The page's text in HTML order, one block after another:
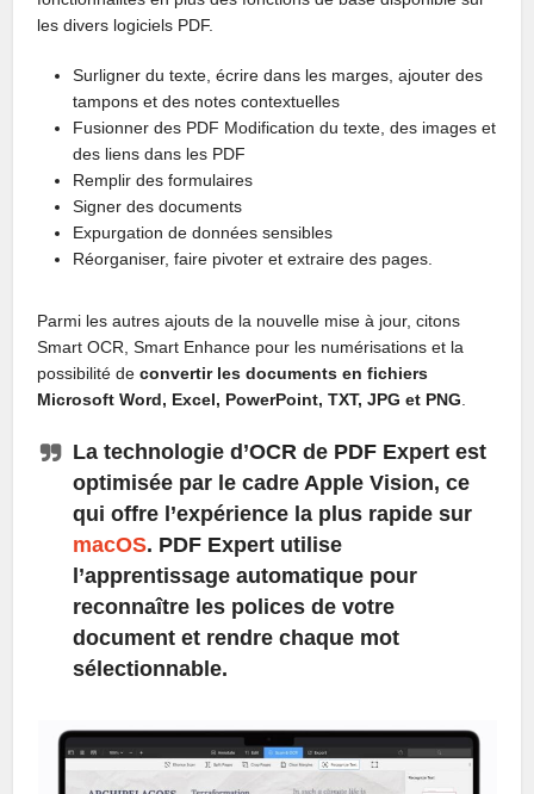
les divers logiciels PDF.
Surligner du texte, écrire dans les marges, ajouter des
tampons et des notes contextuelles
Fusionner des PDF Modification du texte, des images et
des liens dans les PDF
Remplir des formulaires
Signer des documents
Expurgation de données sensibles
Réorganiser, faire pivoter et extraire des pages.
Parmi les autres ajouts de la nouvelle mise à jour, citons
Smart OCR, Smart Enhance pour les numérisations et la
possibilité deconvertir les documents en fichiers
Microsoft Word, Excel, PowerPoint, TXT, JPG et PNG
La technologie d’OCR de PDF Expert est
optimisée par le cadre Apple Vision, ce
qui offre l’expérience la plus rapide sur
macOS. PDF Expert utilise
l’apprentissage automatique pour
reconnaître les polices de votre
document et rendre chaque mot
sélectionnable.